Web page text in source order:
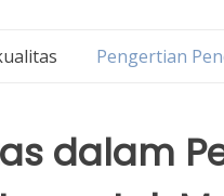
Pengertian
dalam